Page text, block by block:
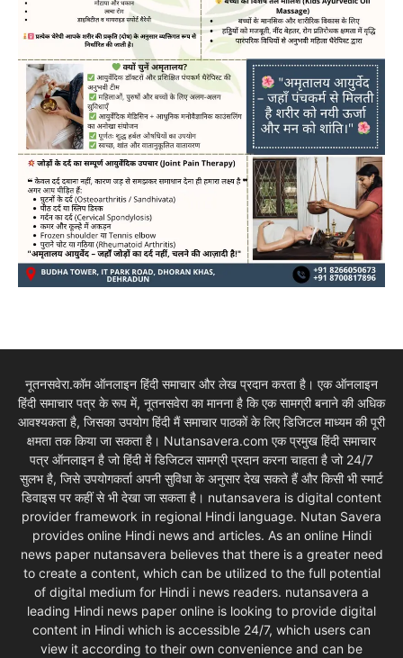
नूतनसवेरा.कॉम ऑनलाइन हिंदी समाचार और लेख प्रदान करता है। एक ऑनलाइन
हिंदी समाचार पत्र के रूप में, नूतनसवेरा का मानना है कि एक सामग्री बनाने की अधिक
आवश्यकता है, जिसका उपयोग हिंदी मैं समाचार पाठकों के लिए डिजिटल माध्यम की पूरी
क्षमता तक किया जा सकता है। Nutansavera.com एक प्रमुख हिंदी समाचार
पत्र ऑनलाइन है जो हिंदी में डिजिटल सामग्री प्रदान करना चाहता है जो 24/7
सुलभ है, जिसे उपयोगकर्ता अपनी सुविधा के अनुसार देख सकते हैं और किसी भी स्मार्ट
डिवाइस पर कहीं से भी देखा जा सकता है। nutansavera is digital content
provider framework in regional Hindi language. Nutan Savera
provides online Hindi news and articles. As an online Hindi
news paper nutansavera believes that there is a greater need
to create a content, which can be utilized to the full potential
of digital medium for Hindi i news readers. nutansavera a
leading Hindi news paper online is looking to provide digital
content in Hindi which is accessible 24/7, which users can
view it according to their own convenience and can be